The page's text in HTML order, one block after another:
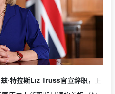
·特拉斯Liz Truss官宣辞职，正